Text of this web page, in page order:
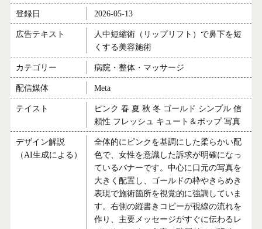
登録日 2026-05-13
広告テキスト
人中短縮術（リップリフト）で鼻下を短
くする美容施術
カテゴリー 病院・整体・マッサージ
配信媒体 Meta
テイスト
ピンク 春 夏 秋 冬 ゴールド シンプル 信
頼性 フレッシュ キュート＆ポップ 写真
デザイン解説
（AI生成による）
全体的にピンクを基調にした柔らかい配
色で、女性を意識した訴求が明確になっ
ているバナーです。中心に口元の写真を
大きく配置し、ゴールドの枠やきらめき
表現で施術箇所を視覚的に強調していま
す。右側の縦書きコピーが視線の流れを
作り、主要メッセージがすぐに伝わるレ